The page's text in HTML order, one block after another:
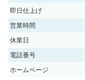
即日仕上げ
営業時間
休業日
電話番号
ホームページ